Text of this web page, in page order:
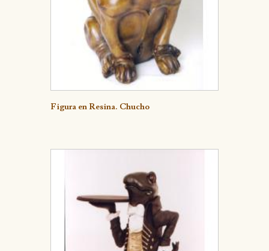
Detalle
Figura en Resina. Chucho